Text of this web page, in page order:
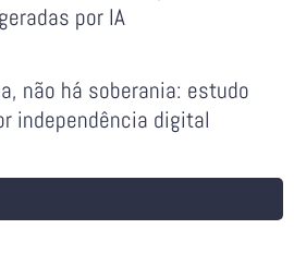
por IA
não há soberania: estudo
independência digital